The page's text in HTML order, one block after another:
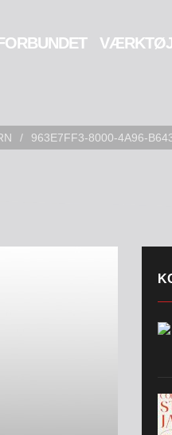
/ 963E7FF3-8000-4A96-